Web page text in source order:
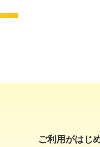
ご利用がはじ